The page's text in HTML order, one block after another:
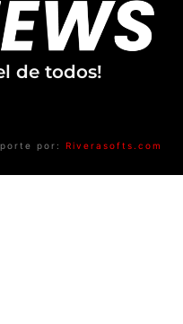
de todos!
por: Riverasofts.com